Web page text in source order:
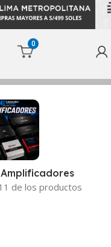
0
Amplificadores
de los productos